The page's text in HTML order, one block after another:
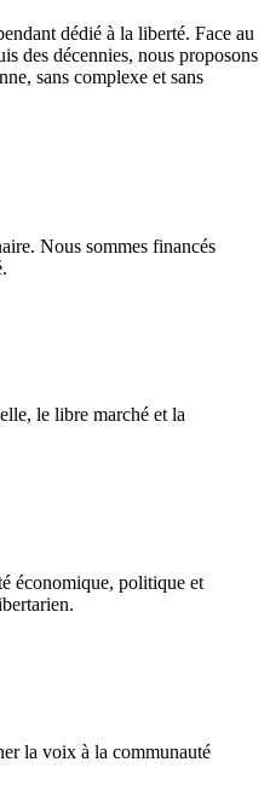
dédié à la liberté. Face au
des décennies, nous proposons
sans complexe et sans
Nous sommes financés
le libre marché et la
économique, politique et
la voix à la communauté